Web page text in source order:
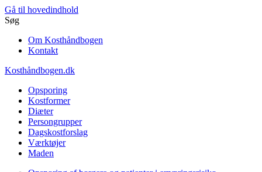
Gå til hovedindhold
Søg
Om Kosthåndbogen
Kontakt
Kosthåndbogen.dk
Opsporing
Kostformer
Diæter
Persongrupper
Dagskostforslag
Værktøjer
Maden